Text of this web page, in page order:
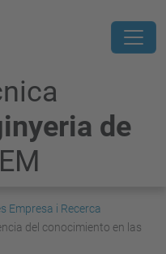
de
Empresa i Recerca
del conocimiento en las